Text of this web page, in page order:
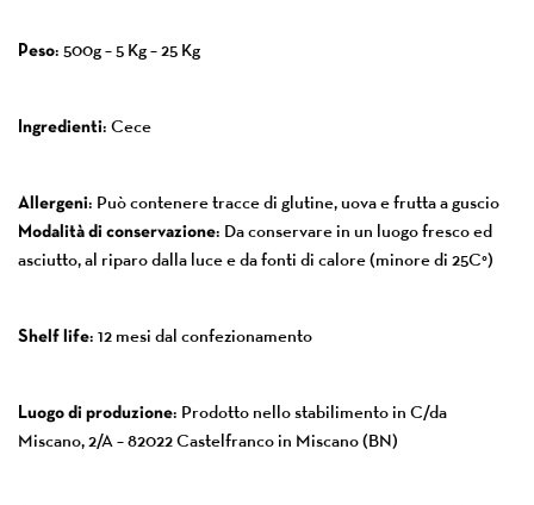
Peso: 500g – 5 Kg – 25 Kg
Ingredienti: Cece
Allergeni: Può contenere tracce di glutine, uova e frutta a guscio
Modalità di conservazione: Da conservare in un luogo fresco ed
asciutto, al riparo dalla luce e da fonti di calore (minore di 25C°)
Shelf life: 12 mesi dal confezionamento
Luogo di produzione: Prodotto nello stabilimento in C/da
Miscano, 2/A – 82022 Castelfranco in Miscano (BN)